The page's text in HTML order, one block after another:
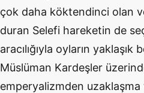
çok daha köktendinci olan
duran Selefi hareketin de
aracılığıyla oyların yaklaşık
Müslüman Kardeşler
emperyalizmden uzaklaşma